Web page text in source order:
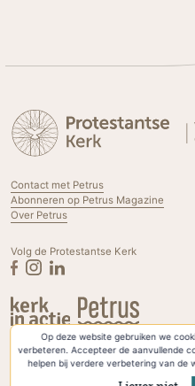
Op deze website gebruiken we
verbeteren. Accepteer de aanvullende
helpen bij verdere verbetering van de
Contact met Petrus
Abonneren op Petrus Magazine
Over Petrus
Volg de Protestantse Kerk
Privacyverklaring & Cookies